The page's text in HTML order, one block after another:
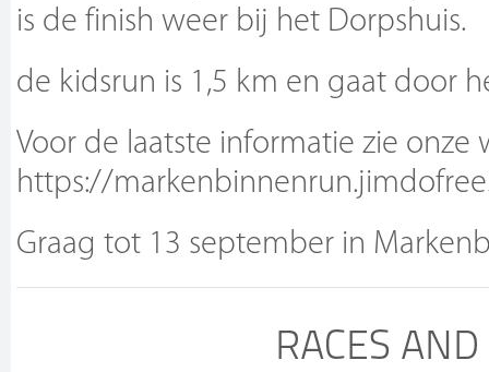
is de finish weer bij het Dorpshuis.
de kidsrun is 1,5 km en gaat door
Voor de laatste informatie zie onze
https://
Graag tot 13 september in
RACES